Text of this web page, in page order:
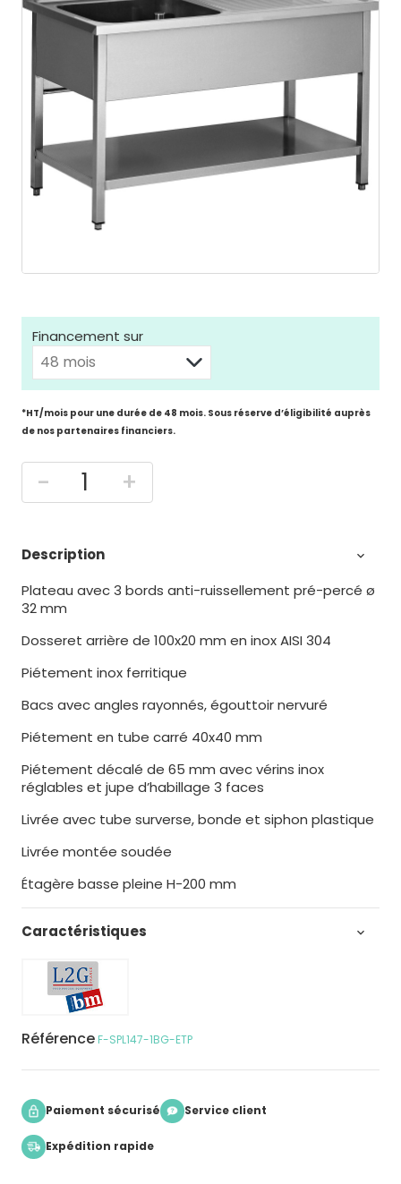
Financement sur
*HT/mois pour une durée de 48 mois. Sous réserve d’éligibilité auprès
de nos partenaires financiers.
- +
Description 
Plateau avec 3 bords anti-ruissellement pré-percé ø
32 mm
Dosseret arrière de 100x20 mm en inox AISI 304
Piétement inox ferritique
Bacs avec angles rayonnés, égouttoir nervuré
Piétement en tube carré 40x40 mm
Piétement décalé de 65 mm avec vérins inox
réglables et jupe d’habillage 3 faces
Livrée avec tube surverse, bonde et siphon plastique
Livrée montée soudée
Étagère basse pleine H-200 mm
Caractéristiques 
Référence F-SPL147-1BG-ETP
Paiement sécurisé Service client
Expédition rapide